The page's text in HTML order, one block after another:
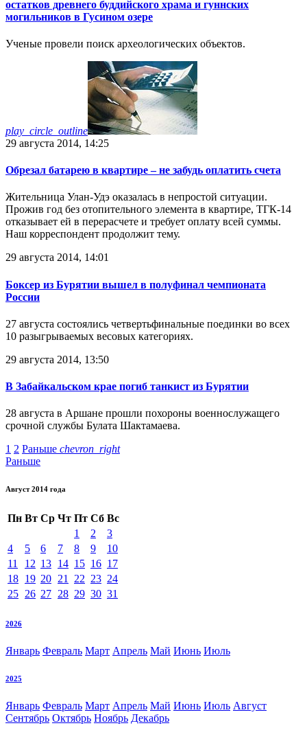
остатков древнего буддийского храма и гуннских
могильников в Гусином озере
Ученые провели поиск археологических объектов.
play_circle_outline
29 августа 2014, 14:25
Обрезал батарею в квартире – не забудь оплатить счета
Жительница Улан-Удэ оказалась в непростой ситуации.
Прожив год без отопительного элемента в квартире, ТГК-14
отказывает ей в перерасчете и требует оплату всей суммы.
Наш корреспондент продолжит тему.
29 августа 2014, 14:01
Боксер из Бурятии вышел в полуфинал чемпионата
России
27 августа состоялись четвертьфинальные поединки во всех
10 разыгрываемых весовых категориях.
29 августа 2014, 13:50
В Забайкальском крае погиб танкист из Бурятии
28 августа в Аршане прошли похороны военнослужащего
срочной службы Булата Шактамаева.
1 2 Раньше chevron_right
Раньше
Август 2014 года
Пн Вт Ср Чт Пт Сб Вс
1
2
3
4
5 6 7 8 9
10
11
12 13 14 15 16 17
18 19 20 21 22 23 24
25 26 27 28 29 30 31
2026
Январь Февраль Март Апрель Май Июнь Июль
2025
Январь Февраль Март Апрель Май Июнь Июль Август
Сентябрь Октябрь Ноябрь Декабрь